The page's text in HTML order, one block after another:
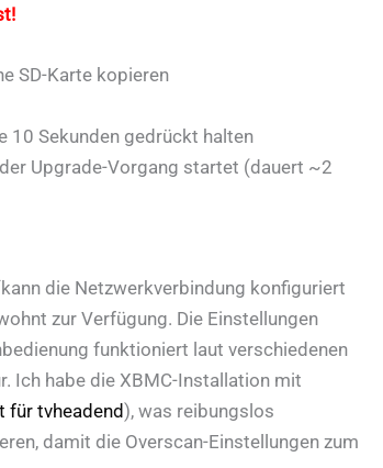
SD-Karte kopieren
10 Sekunden gedrückt halten
Upgrade-Vorgang startet (dauert ~2
die Netzwerkverbindung konfiguriert
zur Verfügung. Die Einstellungen
funktioniert laut verschiedenen
Ich habe die XBMC-Installation mit
für tvheadend), was reibungslos
damit die Overscan-Einstellungen zum